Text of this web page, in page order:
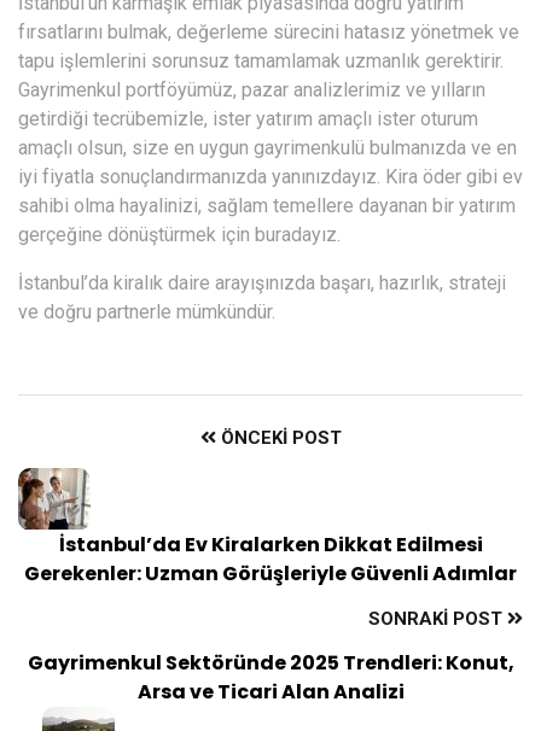
fırsatlarını bulmak, değerleme sürecini hatasız yönetmek ve
tapu işlemlerini sorunsuz tamamlamak uzmanlık gerektirir.
Gayrimenkul portföyümüz, pazar analizlerimiz ve yılların
getirdiği tecrübemizle, ister yatırım amaçlı ister oturum
amaçlı olsun, size en uygun gayrimenkulü bulmanızda ve en
iyi fiyatla sonuçlandırmanızda yanınızdayız. Kira öder gibi ev
sahibi olma hayalinizi, sağlam temellere dayanan bir yatırım
gerçeğine dönüştürmek için buradayız.
İstanbul’da kiralık daire arayışınızda başarı, hazırlık, strateji
ve doğru partnerle mümkündür.
ÖNCEKI POST
İstanbul’da Ev Kiralarken Dikkat Edilmesi
Gerekenler: Uzman Görüşleriyle Güvenli Adımlar
SONRAKI POST
Gayrimenkul Sektöründe 2025 Trendleri: Konut,
Arsa ve Ticari Alan Analizi